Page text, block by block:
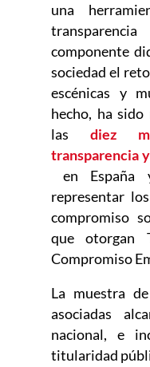
una
componente
sociedad el
escénicas y
hecho, ha
las diez
transparencia
Abre en nueva
en España
representar
compromiso
que otorgan
Compromiso
La muestra
asociadas
nacional, e
titularidad